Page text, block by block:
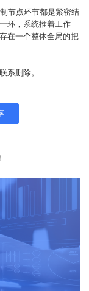
节点环节都是紧密结
环，系统推着工作
在一个整体全局的把
系删除。